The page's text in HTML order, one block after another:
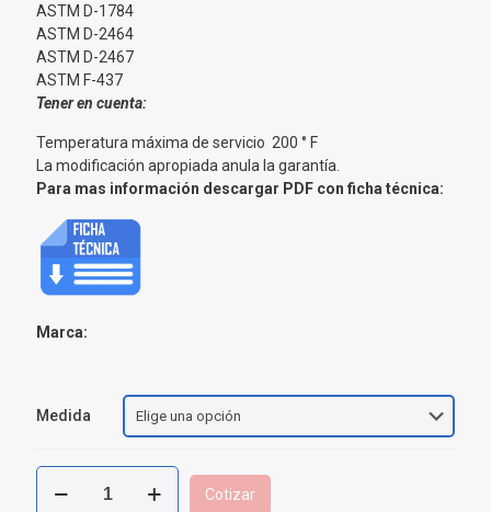
ASTM D-1784
ASTM D-2464
ASTM D-2467
ASTM F-437
Tener en cuenta:
Temperatura máxima de servicio 200 ° F
La modificación apropiada anula la garantía.
Para mas información descargar PDF con ficha técnica:
Marca:
Medida
Adaptador
Hembra
Cotizar